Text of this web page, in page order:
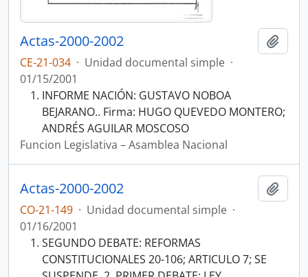
Actas-2000-2002
CE-21-034 · Unidad documental simple ·
01/15/2001
INFORME NACIÓN: GUSTAVO NOBOA
BEJARANO.. Firma: HUGO QUEVEDO MONTERO;
ANDRÉS AGUILAR MOSCOSO
Funcion Legislativa – Asamblea Nacional
Actas-2000-2002
CO-21-149 · Unidad documental simple ·
01/16/2001
SEGUNDO DEBATE: REFORMAS
CONSTITUCIONALES 20-106; ARTICULO 7; SE